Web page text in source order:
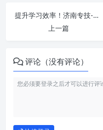
提升学习效率！济南专技-补学窗口-公需科目 60.216.62.131 http://221.214.69.254:9090/ 刷课方法全揭秘
上一篇
评论（没有评论）